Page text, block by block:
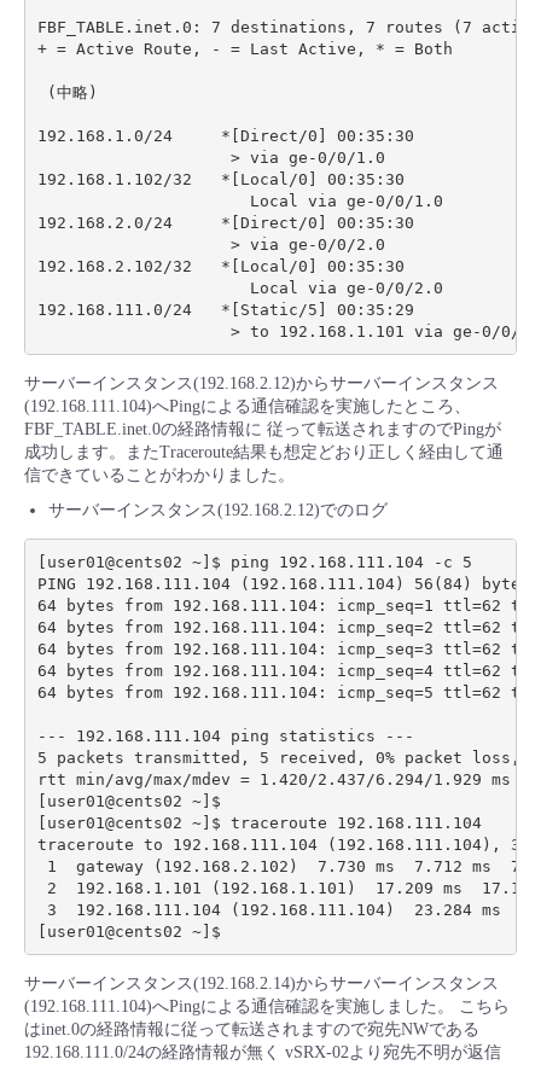
FBF_TABLE.inet.0: 7 destinations, 7 routes (7
+ = Active Route, - = Last Active, * = Both
(中略)
192.168.1.0/24     *[Direct/0] 00:35:30
                    > via ge-0/0/1.0
192.168.1.102/32   *[Local/0] 00:35:30
                      Local via ge-0/0/1.0
192.168.2.0/24     *[Direct/0] 00:35:30
                    > via ge-0/0/2.0
192.168.2.102/32   *[Local/0] 00:35:30
                      Local via ge-0/0/2.0
192.168.111.0/24   *[Static/5] 00:35:29
サーバーインスタンス(192.168.2.12)からサーバーインスタンス
(192.168.111.104)へPingによる通信確認を実施したところ、
FBF_TABLE.inet.0の経路情報に 従って転送されますのでPingが
成功します。またTraceroute結果も想定どおり正しく経由して通
信できていることがわかりました。
サーバーインスタンス(192.168.2.12)でのログ
[user01@cents02 ~]$ ping 192.168.111.104 -c 5
PING 192.168.111.104 (192.168.111.104) 56(84)
64 bytes from 192.168.111.104: icmp_seq=1 ttl=62
64 bytes from 192.168.111.104: icmp_seq=2 ttl=62
64 bytes from 192.168.111.104: icmp_seq=3 ttl=62
64 bytes from 192.168.111.104: icmp_seq=4 ttl=62
64 bytes from 192.168.111.104: icmp_seq=5 ttl=62
--- 192.168.111.104 ping statistics ---
5 packets transmitted, 5 received, 0% packet loss,
rtt min/avg/max/mdev = 1.420/2.437/6.294/1.929 ms
[user01@cents02 ~]$
[user01@cents02 ~]$ traceroute 192.168.111.104
traceroute to 192.168.111.104 (192.168.111.104), 30
1  gateway (192.168.2.102)  7.730 ms  7.712 ms
2  192.168.1.101 (192.168.1.101)  17.209 ms  17.194
3  192.168.111.104 (192.168.111.104)  23.284 ms
サーバーインスタンス(192.168.2.14)からサーバーインスタンス
(192.168.111.104)へPingによる通信確認を実施しました。 こちら
はinet.0の経路情報に従って転送されますので宛先NWである
192.168.111.0/24の経路情報が無く vSRX-02より宛先不明が返信